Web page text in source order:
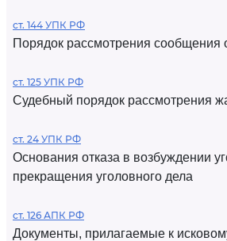
ст. 144 УПК РФ
Порядок рассмотрения сообщения
ст. 125 УПК РФ
Судебный порядок рассмотрения
ст. 24 УПК РФ
Основания отказа в возбуждении
прекращения уголовного дела
ст. 126 АПК РФ
Документы, прилагаемые к